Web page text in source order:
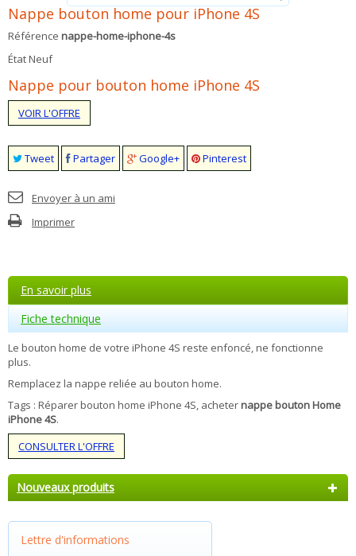
Nappe bouton home pour iPhone 4S
Référence nappe-home-iphone-4s
ÉtatNeuf
Nappe pour bouton home iPhone 4S
VOIR L'OFFRE
Tweet Partager Google+ Pinterest
Envoyer à un ami
Imprimer
En savoir plus
Fiche technique
Le bouton home de votre iPhone 4S reste enfoncé, ne fonctionne
plus.
Remplacez la nappe reliée au bouton home.
Tags : Réparer bouton home iPhone 4S, acheternappe bouton Home
iPhone 4S.
CONSULTER L'OFFRE
Nouveaux produits
Lettre d'informations